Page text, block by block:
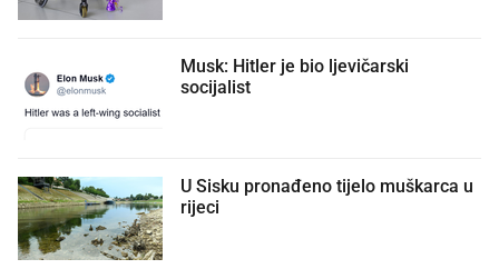
Musk: Hitler je bio ljevičarski
socijalist
U Sisku pronađeno tijelo muškarca u
rijeci